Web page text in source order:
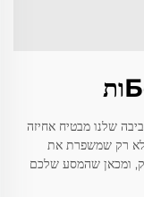
שלנו מבטיח אחיזה
לא רק שמשפרת את
ומכאן שהמסע שלכם